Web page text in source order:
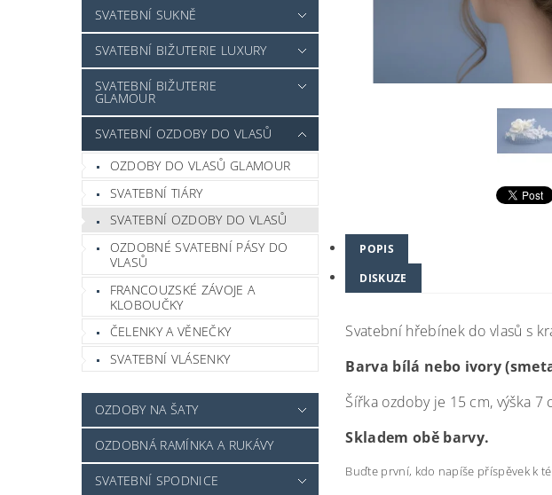
SVATEBNÍ SUKNĚ
SVATEBNÍ BIŽUTERIE LUXURY
SVATEBNÍ BIŽUTERIE
GLAMOUR
SVATEBNÍ OZDOBY DO VLASŮ
OZDOBY DO VLASŮ GLAMOUR
SVATEBNÍ TIÁRY
SVATEBNÍ OZDOBY DO VLASŮ
OZDOBNÉ SVATEBNÍ PÁSY DO
VLASŮ
FRANCOUZSKÉ ZÁVOJE A
KLOBOUČKY
ČELENKY A VĚNEČKY
SVATEBNÍ VLÁSENKY
OZDOBY NA ŠATY
OZDOBNÁ RAMÍNKA A RUKÁVY
SVATEBNÍ SPODNICE
POPIS
DISKUZE
Svatební hřebínek do vlasů s
Barva bílá nebo ivory
Šířka ozdoby je 15 cm, výška 7
Skladem obě barvy.
Buďte první, kdo napíše příspěvek k